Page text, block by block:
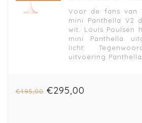
Voor de fans van
mini Panthella V2
wit. Louis Poulsen
mini Panthella
licht.
uitvoering Panthella
€495,00 €295,00